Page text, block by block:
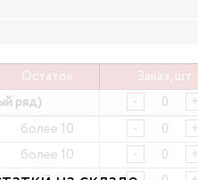
Остаток
Заказ, шт
ряд)
- +
более 10 - +
более 10 - +